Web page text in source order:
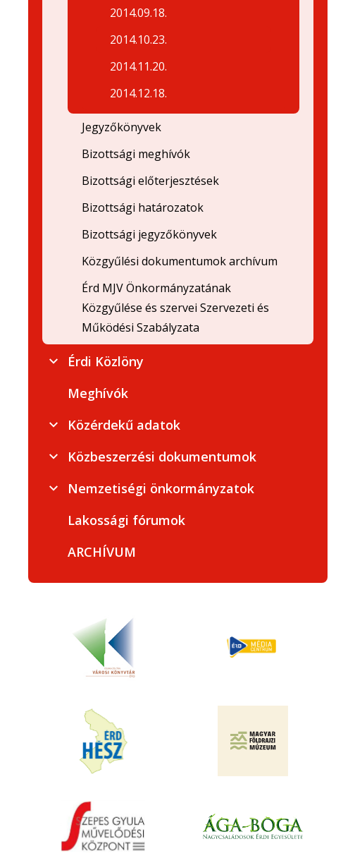
2014.09.18.
2014.10.23.
2014.11.20.
2014.12.18.
Jegyzőkönyvek
Bizottsági meghívók
Bizottsági előterjesztések
Bizottsági határozatok
Bizottsági jegyzőkönyvek
Közgyűlési dokumentumok archívum
Érd MJV Önkormányzatának
Közgyűlése és szervei Szervezeti és
Működési Szabályzata
Érdi Közlöny
Meghívók
Közérdekű adatok
Közbeszerzési dokumentumok
Nemzetiségi önkormányzatok
Lakossági fórumok
ARCHÍVUM